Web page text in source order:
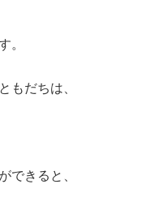
。
もだちは、
できると、